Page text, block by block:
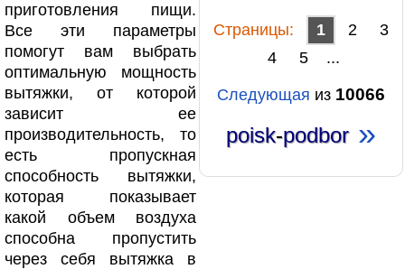
Cтраницы: 1 2
3
4
5 ...
Следующая из 10066
poisk-podbor »
приготовления пищи.
Все эти параметры
помогут вам выбрать
оптимальную мощность
вытяжки, от которой
зависит ее
производительность, то
есть пропускная
способность вытяжки,
которая показывает
какой объем воздуха
способна пропустить
через себя вытяжка в